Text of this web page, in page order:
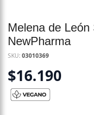
Melena de
NewPharma
SKU:03010369
$16.190